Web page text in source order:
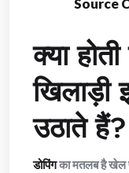
Source
क्या
उठाते हैं?
डोपिंगका मतलब है खेल